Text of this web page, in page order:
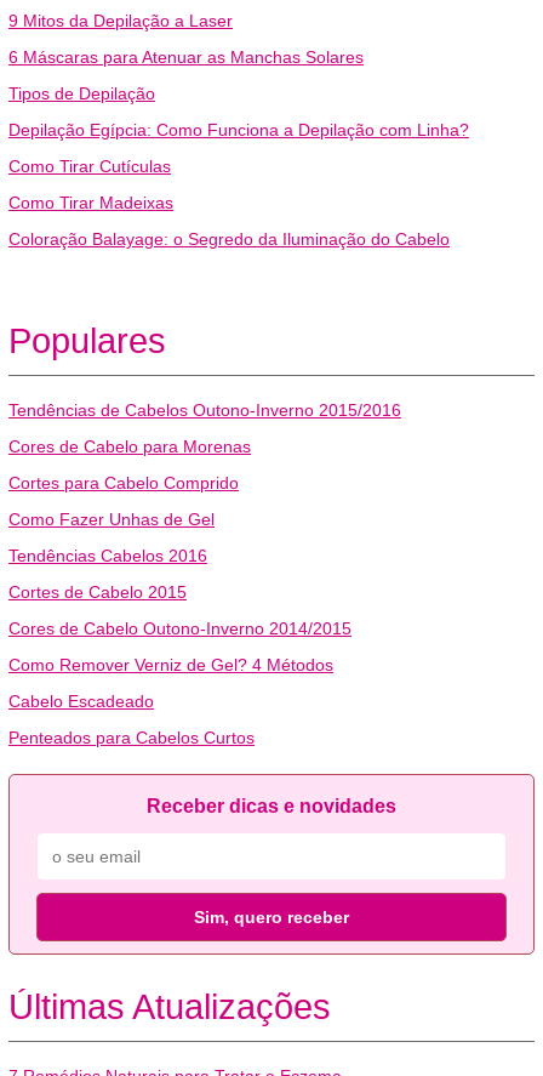
9 Mitos da Depilação a Laser
6 Máscaras para Atenuar as Manchas Solares
Tipos de Depilação
Depilação Egípcia: Como Funciona a Depilação com Linha?
Como Tirar Cutículas
Como Tirar Madeixas
Coloração Balayage: o Segredo da Iluminação do Cabelo
Populares
Tendências de Cabelos Outono-Inverno 2015/2016
Cores de Cabelo para Morenas
Cortes para Cabelo Comprido
Como Fazer Unhas de Gel
Tendências Cabelos 2016
Cortes de Cabelo 2015
Cores de Cabelo Outono-Inverno 2014/2015
Como Remover Verniz de Gel? 4 Métodos
Cabelo Escadeado
Penteados para Cabelos Curtos
Receber dicas e novidades
Sim, quero receber
Últimas Atualizações